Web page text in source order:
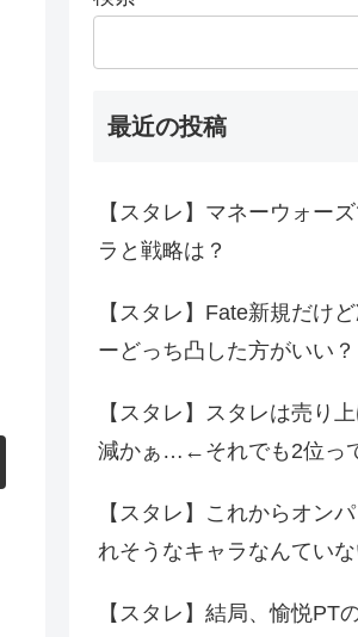
最近の投稿
【スタレ】マネーウォー
ラと戦略は？
【スタレ】Fate新規だけ
ーどっち凸した方がいい？
【スタレ】スタレは売り
減かぁ…←それでも2位っ
【スタレ】これからオン
れそうなキャラなんていな
【スタレ】結局、愉悦PT